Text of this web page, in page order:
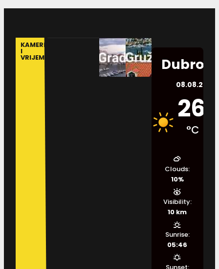
KAMERE
I
VRIJEME
08.08.2026.
26
°C
Clouds:
10%
Visibility:
10 km
Sunrise:
05:46